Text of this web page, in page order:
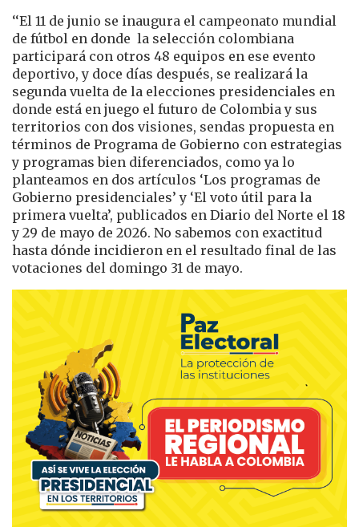
‘‘El 11 de junio se inaugura el campeonato mundial
de fútbol en donde la selección colombiana
participará con otros 48 equipos en ese evento
deportivo, y doce días después, se realizará la
segunda vuelta de la elecciones presidenciales en
donde está en juego el futuro de Colombia y sus
territorios con dos visiones, sendas propuesta en
términos de Programa de Gobierno con estrategias
y programas bien diferenciados, como ya lo
planteamos en dos artículos ‘Los programas de
Gobierno presidenciales’ y ‘El voto útil para la
primera vuelta’, publicados en Diario del Norte el 18
y 29 de mayo de 2026. No sabemos con exactitud
hasta dónde incidieron en el resultado final de las
votaciones del domingo 31 de mayo.